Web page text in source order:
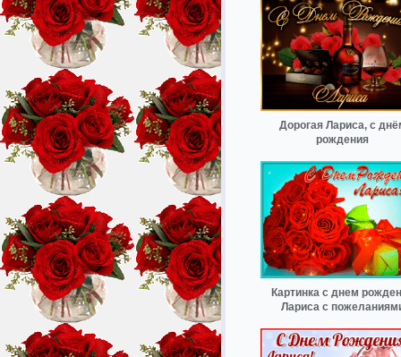
Дорогая Лариса, с
рождения
Картинка с днем
Лариса с